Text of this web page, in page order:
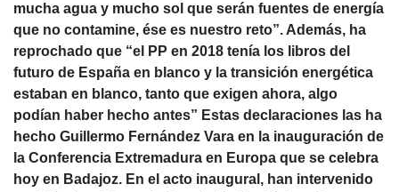
mucha agua y mucho sol que serán fuentes de energía
que no contamine, ése es nuestro reto”. Además, ha
reprochado que “el PP en 2018 tenía los libros del
futuro de España en blanco y la transición energética
estaban en blanco, tanto que exigen ahora, algo
podían haber hecho antes” Estas declaraciones las ha
hecho Guillermo Fernández Vara en la inauguración de
la Conferencia Extremadura en Europa que se celebra
hoy en Badajoz. En el acto inaugural, han intervenido